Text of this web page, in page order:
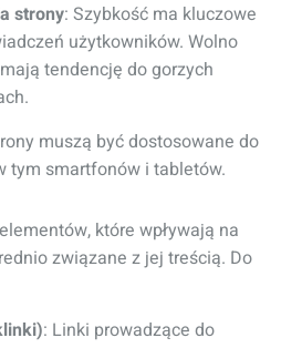
strony: Szybkość ma kluczowe
użytkowników. Wolno
tendencję do gorzych
muszą być dostosowane do
tym smartfonów i tabletów.
które wpływają na
związane z jej treścią. Do
: Linki prowadzące do